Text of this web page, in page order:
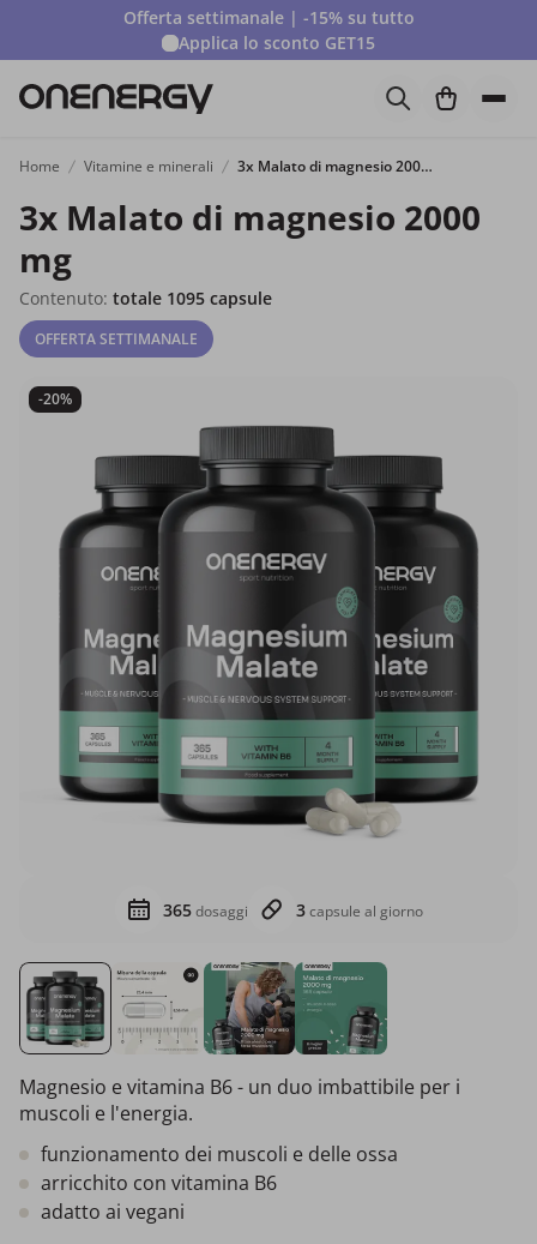
Offerta settimanale | -15% su tutto
Applica lo sconto GET15
Home Vitamine e minerali 3x Malato di magnesio 2000 mg
3x Malato di magnesio 2000
mg
Contenuto: totale 1095 capsule
OFFERTA SETTIMANALE
-20%
365dosaggi 3capsule al giorno
Magnesio e vitamina B6 - un duo imbattibile per i
muscoli e l'energia.
funzionamento dei muscoli e delle ossa
arricchito con vitamina B6
adatto ai vegani